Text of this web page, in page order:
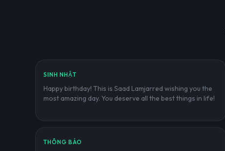
SINH NHẬT
Happy birthday! This is Saad Lamjarred wishing you the
most amazing day. You deserve all the best things in life!
THÔNG BÁO